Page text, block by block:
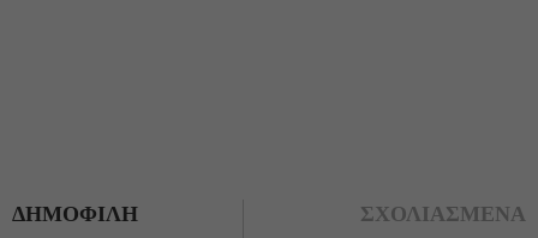
ΔΗΜΟΦΙΛΗ ΣΧΟΛΙΑΣΜΕΝΑ